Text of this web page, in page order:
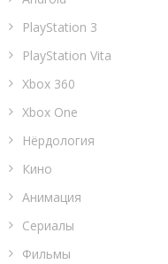
PlayStation 3
PlayStation Vita
Xbox 360
Xbox One
Нёрдология
Кино
Анимация
Сериалы
Фильмы